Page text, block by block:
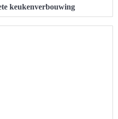
keukenverbouwing